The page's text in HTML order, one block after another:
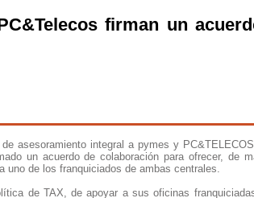
firman un
asesoramiento integral a pymes y
un acuerdo de colaboración para ofrecer, de
de los franquiciados de ambas centrales.
de TAX, de apoyar a sus oficinas